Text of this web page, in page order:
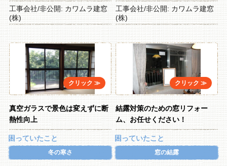
工事会社/非公開: カワムラ建窓
(株)
工事会社/非公開: カワムラ建窓
(株)
真空ガラスで景色は変えずに断
熱性向上
困っていたこと
冬の寒さ
結露対策のための窓リフォー
ム、お任せください！
困っていたこと
窓の結露